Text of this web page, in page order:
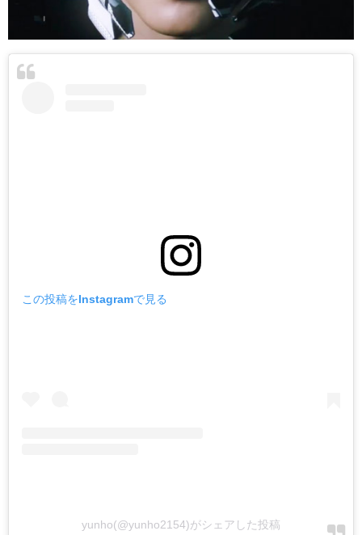
この投稿をInstagramで見る
yunho(@yunho2154)がシェアした投稿